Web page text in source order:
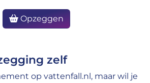
Opzeggen
zelf
op vattenfall.nl, maar wil je